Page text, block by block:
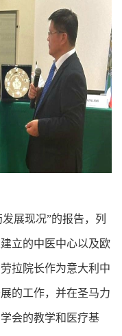
展现况”的报告，列
立的中医中心以及欧
拉院长作为意大利中
的工作，并在圣马力
会的教学和医疗基